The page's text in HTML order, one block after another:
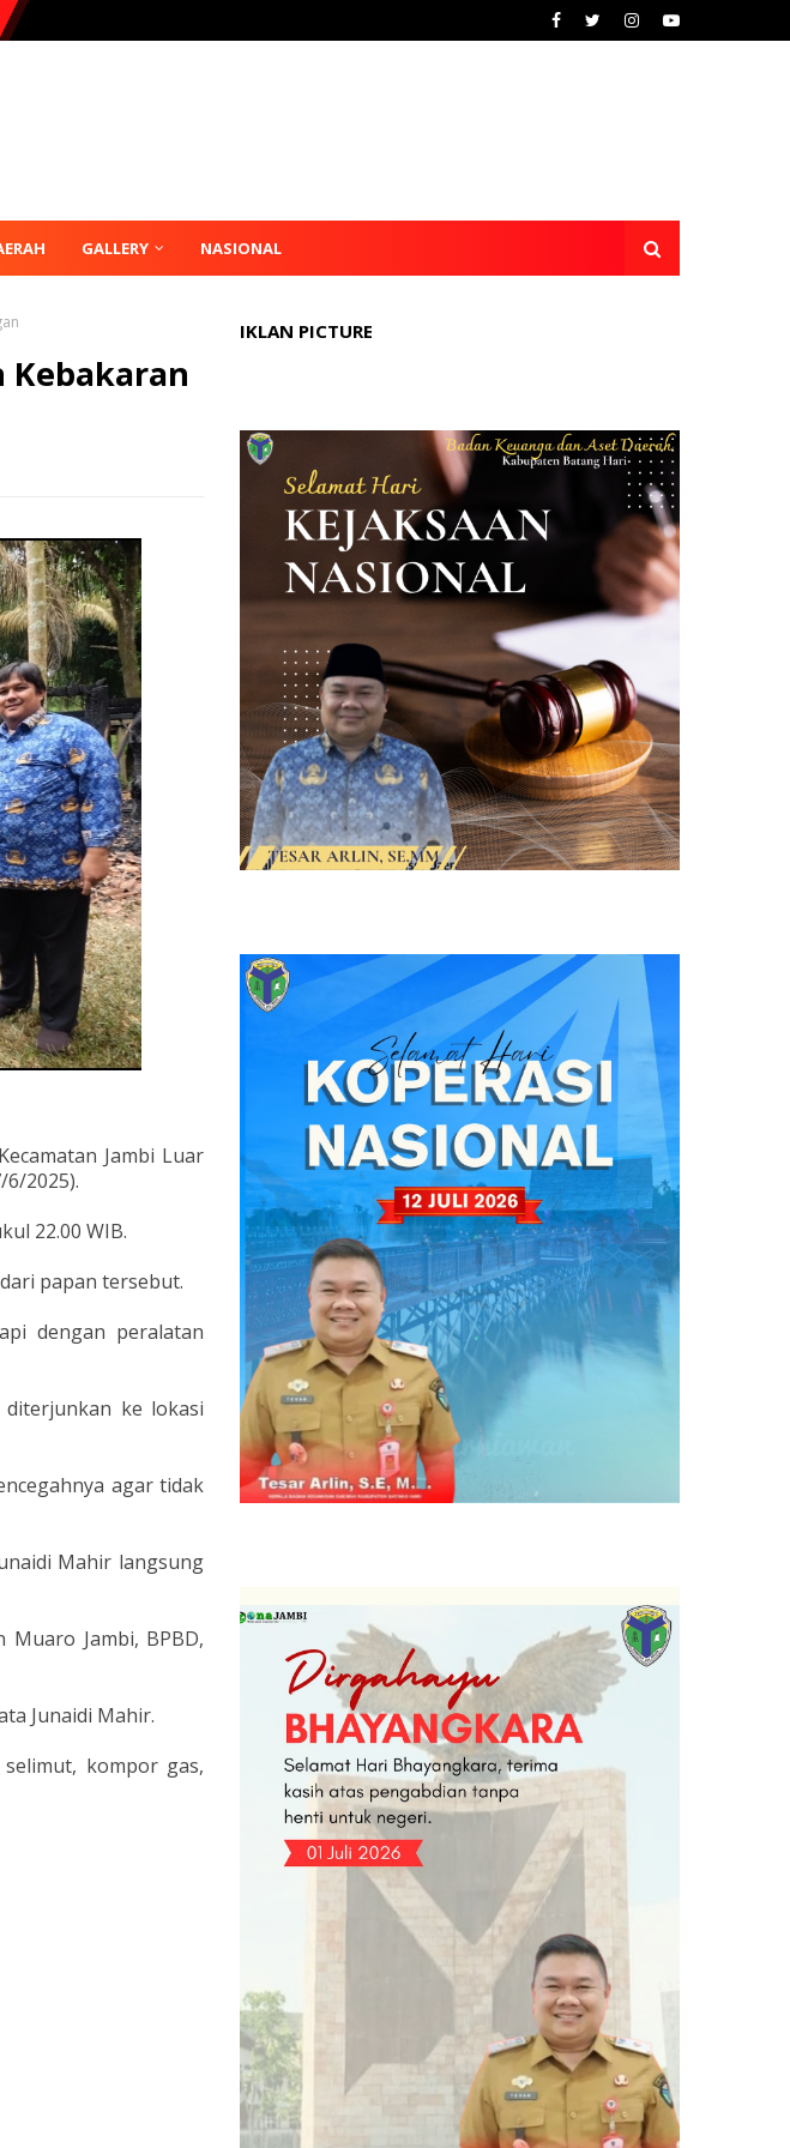
GALLERY NASIONAL
Kebakaran
Jambi Luar
2025).
22.00 WIB.
papan tersebut.
dengan peralatan
ke lokasi
agar tidak
Mahir langsung
Jambi, BPBD,
Junaidi Mahir.
kompor gas,
IKLAN PICTURE